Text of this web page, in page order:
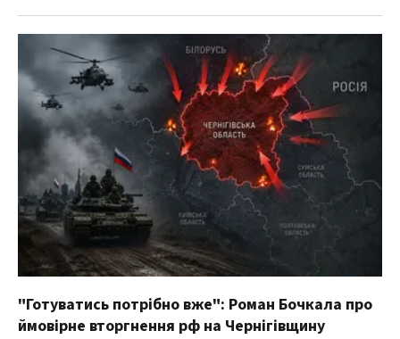
"Готуватись потрібно вже": Роман Бочкала про
ймовірне вторгнення рф на Чернігівщину